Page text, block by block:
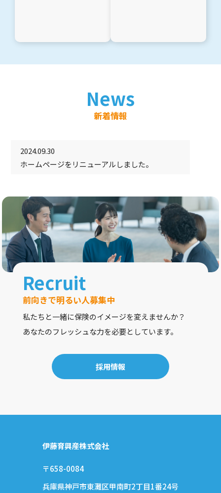
News
新着情報
2024.09.30
ホームページをリニューアルしました。
Recruit
前向きで明るい人募集中
私たちと一緒に保険のイメージを変えませんか？
あなたのフレッシュな力を必要としています。
採用情報
伊藤育興産株式会社
〒658-0084
兵庫県神戸市東灘区甲南町2丁目1番24号